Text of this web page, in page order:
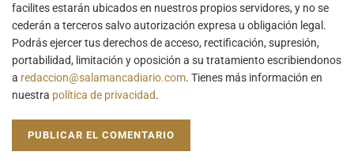
facilites estarán ubicados en nuestros propios servidores, y no se
cederán a terceros salvo autorización expresa u obligación legal.
Podrás ejercer tus derechos de acceso, rectificación, supresión,
portabilidad, limitación y oposición a su tratamiento escribiendonos
a redaccion@salamancadiario.com. Tienes más información en
nuestra política de privacidad.